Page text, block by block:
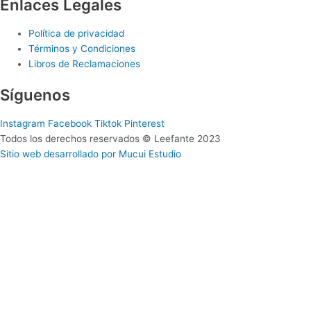
Enlaces Legales
Política de privacidad
Términos y Condiciones
Libros de Reclamaciones
Síguenos
Instagram Facebook Tiktok Pinterest
Todos los derechos reservados © Leefante 2023
Sitio web desarrollado por Mucui Estudio